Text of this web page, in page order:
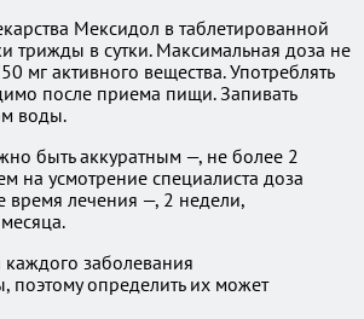
Мексидол в таблетированной
трижды в сутки. Максимальная доза не
мг активного вещества. Употреблять
после приема пищи. Запивать
воды.
быть аккуратным —, не более 2
на усмотрение специалиста доза
время лечения —, 2 недели,
заболевания
поэтому определить их может